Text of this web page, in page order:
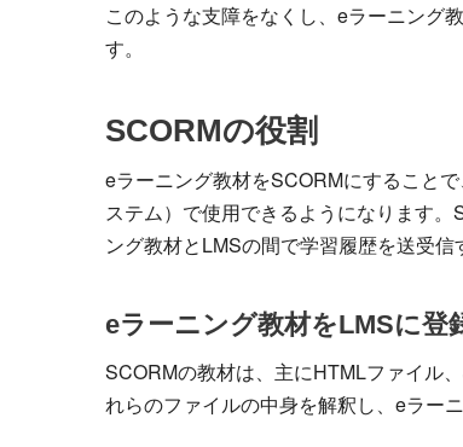
このような支障をなくし、eラーニング
す。
SCORMの役割
eラーニング教材をSCORMにすること
ステム）で使用できるようになります
ング教材とLMSの間で学習履歴を送受信
eラーニング教材をLMSに登
SCORMの教材は、主にHTMLファイル
れらのファイルの中身を解釈し、eラー